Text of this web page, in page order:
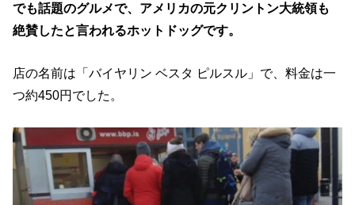
でも話題のグルメで、アメリカの元クリントン大統領も
絶賛したと言われるホットドッグです。
店の名前は「バイヤリン ベスタ ピルスル」で、料金は一
つ約450円でした。